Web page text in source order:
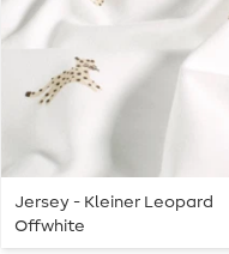
Jersey - Kleiner Leopard
Offwhite